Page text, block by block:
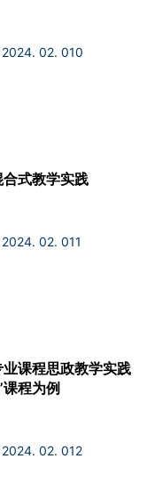
02. 010
式教学实践
02. 011
课程思政教学实践
程为例
02. 012